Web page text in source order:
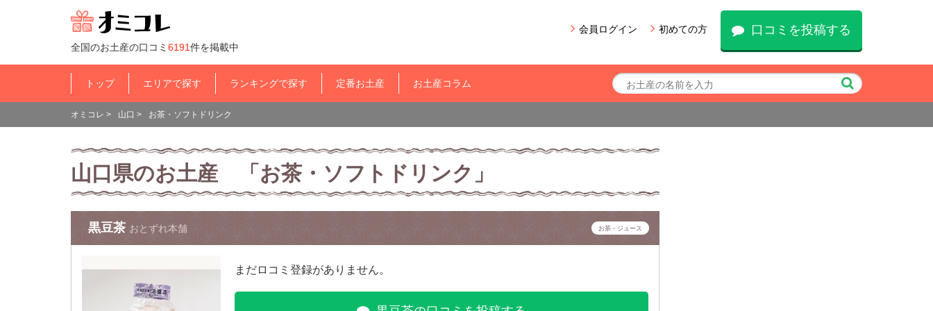
全国のお土産の口コミ 6191件を掲載中
会員ログイン 初めての方 口コミを投稿する
トップ エリアで探す ランキングで探す 定番お土産 お土産コラム
オミコレ > 山口 > お茶・ソフトドリンク
山口県のお土産 「お茶・ソフトドリンク」
黒豆茶 おとずれ本舗 お茶・ジュース
まだロコミ登録がありません。